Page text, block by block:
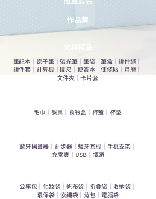
作品集
​文具禮品
筆記本 ｜ 原子筆 ｜ 螢光筆 ｜ 筆袋 ｜ 筆盒 ｜ 證件繩 ｜
證件套 ｜ 計算機 ｜ 間尺 ｜ 便簽本 ｜ 便條貼 ｜ 月曆 ｜
文件夾 ｜ 卡片套
​毛巾 ｜ 餐具 ｜ 食物盒 ｜ 杯蓋 ｜ 杯墊
​藍牙揚聲器 ｜ 計步器 ｜ 藍牙耳機 ｜ 手機支架 ｜
充電寶 ｜ USB ｜ 插頭
公事包｜ 化妝袋｜ 帆布袋｜ 折疊袋｜ 收納袋｜
環保袋｜ 索繩袋｜ 背包｜ 電腦袋